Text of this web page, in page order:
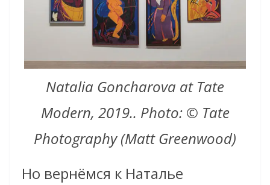
Natalia Goncharova at Tate
Modern, 2019.. Photo: © Tate
Photography (Matt Greenwood)
Но вернёмся к Наталье